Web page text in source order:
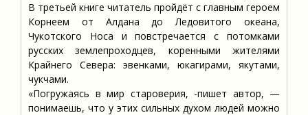
В третьей книге читатель пройдёт с главным героем
Корнеем от Алдана до Ледовитого океана,
Чукотского Носа и повстречается с потомками
русских землепроходцев, коренными жителями
Крайнего Севера: эвенками, юкагирами, якутами,
чукчами.
«Погружаясь в мир староверия, -пишет автор, —
понимаешь, что у этих сильных духом людей можно